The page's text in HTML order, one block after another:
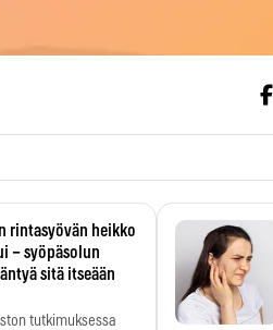
rintasyövän heikko
– syöpäsolun
sitä itseään
tutkimuksessa